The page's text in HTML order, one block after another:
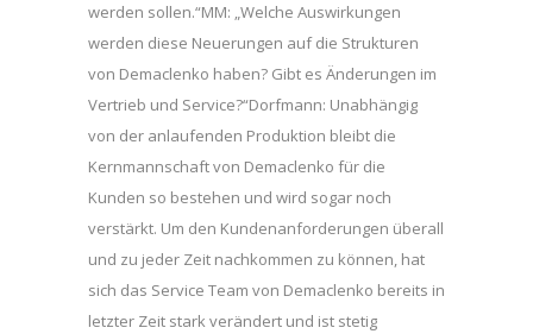
werden sollen.“MM: „Welche Auswirkungen
werden diese Neuerungen auf die Strukturen
von Demaclenko haben? Gibt es Änderungen im
Vertrieb und Service?“Dorfmann: Unabhängig
von der anlaufenden Produktion bleibt die
Kernmannschaft von Demaclenko für die
Kunden so bestehen und wird sogar noch
verstärkt. Um den Kundenanforderungen überall
und zu jeder Zeit nachkommen zu können, hat
sich das Service Team von Demaclenko bereits in
letzter Zeit stark verändert und ist stetig